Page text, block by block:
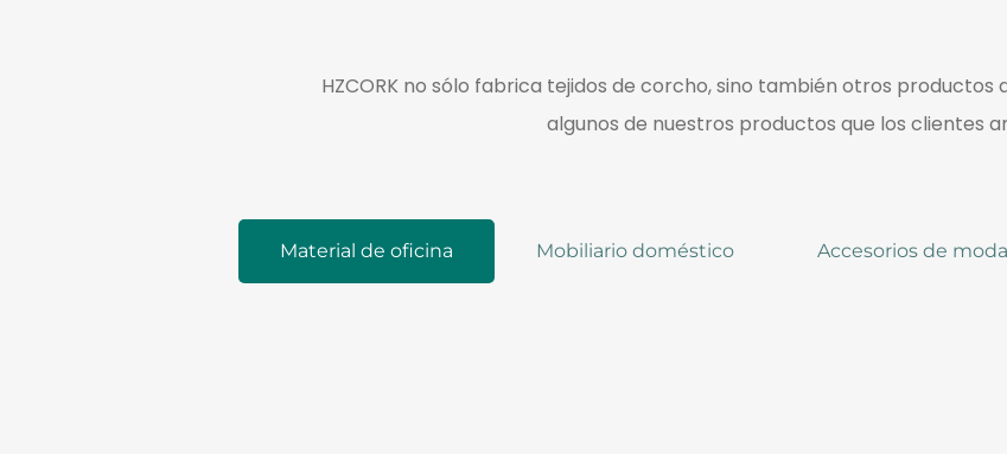
HZCORK no sólo fabrica tejidos de corcho, sino también otros productos
algunos de nuestros productos que los clientes
Material de oficina Mobiliario doméstico Accesorios de moda